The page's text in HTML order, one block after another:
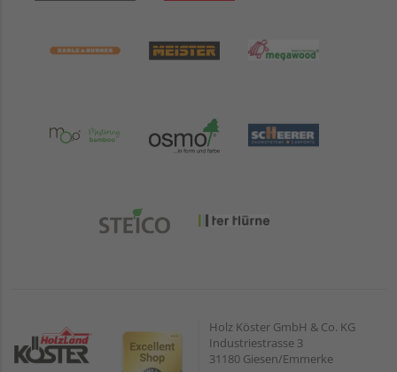
Holz Köster GmbH & Co. KG
Industriestrasse 3
31180 Giesen/Emmerke